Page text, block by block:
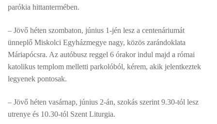
parókia hittantermében.
– Jövő héten szombaton, június 1-jén lesz a centenáriumát
ünneplő Miskolci Egyházmegye nagy, közös zarándoklata
Máriapócsra. Az autóbusz reggel 6 órakor indul majd a római
katolikus templom melletti parkolóból, kérem, akik jelentkeztek
legyenek pontosak.
– Jövő héten vasárnap, június 2-án, szokás szerint 9.30-tól lesz
utrenye és 10.30-tól Szent Liturgia.